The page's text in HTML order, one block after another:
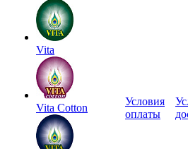
Vita
Vita Cotton
Условия
оплаты